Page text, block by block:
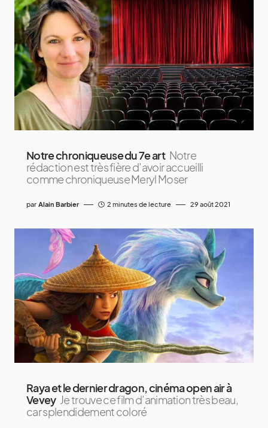
Notre chroniqueuse du 7e art Notre
rédaction est très fière d’avoir accueilli
comme chroniqueuse Meryl Moser
par Alain Barbier 2 minutes de lecture 29 août 2021
Raya et le dernier dragon, cinéma open air à
Vevey Je trouve ce film d’animation très beau,
car splendidement coloré